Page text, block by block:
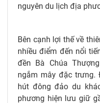
nguyên du lịch địa
Bên cạnh lợi thế về
nhiều điểm đến nổi
đền Bà Chúa
ngắm mây đặc trưng.
hút đông đảo du
phương hiện lưu giữ